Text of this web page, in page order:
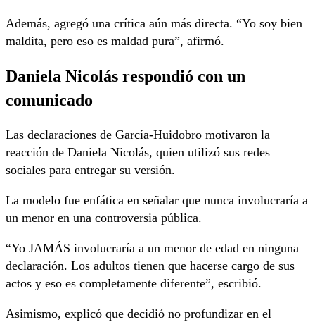
Además, agregó una crítica aún más directa. “Yo soy bien
maldita, pero eso es maldad pura”, afirmó.
Daniela Nicolás respondió con un
comunicado
Las declaraciones de García-Huidobro motivaron la
reacción de Daniela Nicolás, quien utilizó sus redes
sociales para entregar su versión.
La modelo fue enfática en señalar que nunca involucraría a
un menor en una controversia pública.
“Yo JAMÁS involucraría a un menor de edad en ninguna
declaración. Los adultos tienen que hacerse cargo de sus
actos y eso es completamente diferente”, escribió.
Asimismo, explicó que decidió no profundizar en el